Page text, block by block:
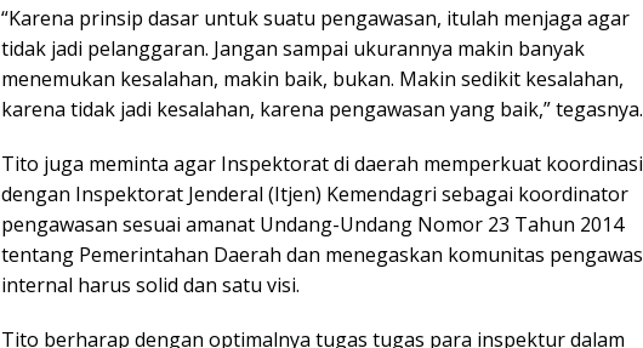
“Karena prinsip dasar untuk suatu pengawasan, itulah menjaga agar
tidak jadi pelanggaran. Jangan sampai ukurannya makin banyak
menemukan kesalahan, makin baik, bukan. Makin sedikit kesalahan,
karena tidak jadi kesalahan, karena pengawasan yang baik,” tegasnya.
Tito juga meminta agar Inspektorat di daerah memperkuat koordinasi
dengan Inspektorat Jenderal (Itjen) Kemendagri sebagai koordinator
pengawasan sesuai amanat Undang-Undang Nomor 23 Tahun 2014
tentang Pemerintahan Daerah dan menegaskan komunitas pengawas
internal harus solid dan satu visi.
Tito berharap dengan optimalnya tugas tugas para inspektur dalam